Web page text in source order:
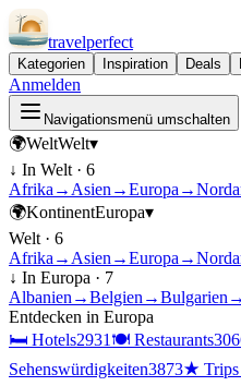
travelperfect
Kategorien Inspiration Deals
Anmelden
Navigationsmenü umschalten
🌍WeltWelt▾
↓ In Welt · 6
Afrika → Asien →Europa →
🌍KontinentEuropa▾
Welt · 6
Afrika → Asien →Europa →
↓ In Europa · 7
Albanien →Belgien →Bulgarien →
Entdecken in Europa
🛏 Hotels2931 🍽 Restaurants
Sehenswürdigkeiten3873★